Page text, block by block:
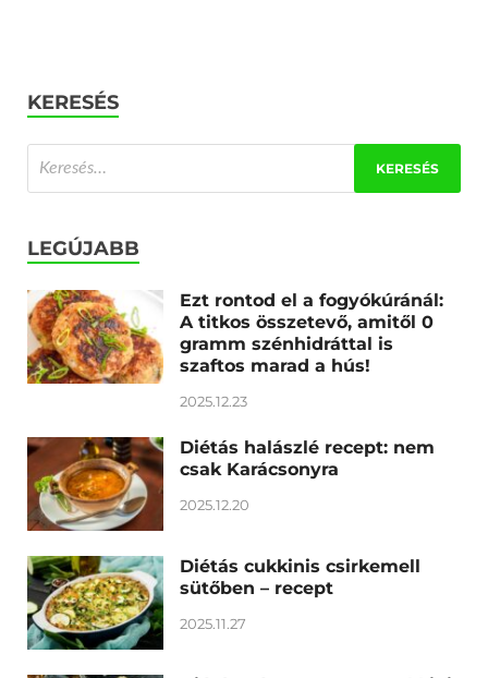
KERESÉS
LEGÚJABB
Ezt rontod el a fogyókúránál:
A titkos összetevő, amitől 0
gramm szénhidráttal is
szaftos marad a hús!
2025.12.23
Diétás halászlé recept: nem
csak Karácsonyra
2025.12.20
Diétás cukkinis csirkemell
sütőben – recept
2025.11.27